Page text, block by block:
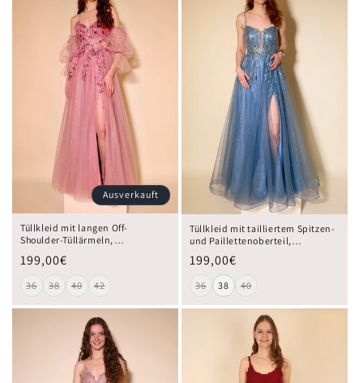
Ausverkauft
Tüllkleid mit langen Off-
Shoulder-Tüllärmeln,
altrosa
199,00€
36 38 40 42
Tüllkleid mit tailliertem Spitzen-
und Paillettenoberteil,
199,00€
36 38 40